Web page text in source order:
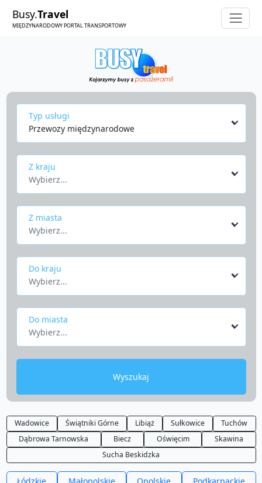
Busy.Travel
MIĘDZYNARODOWY PORTAL TRANSPORTOWY
Typ usługi
Przewozy międzynarodowe
Z kraju
Wybierz...
Z miasta
Wybierz...
Do kraju
Wybierz...
Do miasta
Wybierz...
Wyszukaj
Wadowice Świątniki Górne Libiąż Sułkowice
Tuchów
Dąbrowa Tarnowska
Biecz Oświęcim
Skawina
Sucha Beskidzka